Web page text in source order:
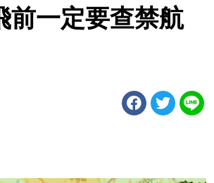
一定要查禁航